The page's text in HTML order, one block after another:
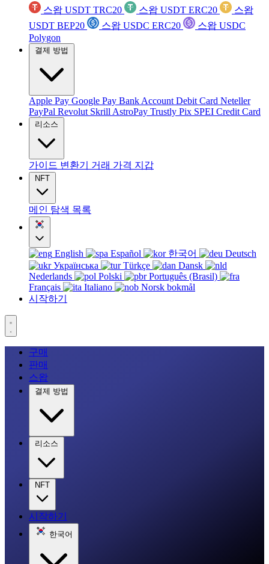
스왑 USDT TRC20
스왑 USDT ERC20
스왑
USDT BEP20
스왑 USDC ERC20
스왑 USDC
Polygon
결제 방법
Apple Pay Google Pay Bank Account Debit Card Neteller
PayPal Revolut Skrill AstroPay Trustly Pix SPEI Credit Card
리소스
가이드 변환기 거래 가격 지갑
NFT
메인 탐색 목록
English Español 한국어
Deutsch
Українська
Türkçe
Dansk
Nederlands
Polski
Português (Brasil)
Français
Italiano
Norsk bokmål
시작하기
구매
판매
스왑
결제 방법
리소스
NFT
시작하기
한국어